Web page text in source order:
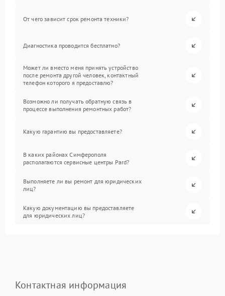
От чего зависит срок ремонта техники?
Диагностика проводится бесплатно?
Может ли вместо меня принять устройство
после ремонта другой человек, контактный
телефон которого я предоставлю?
Возможно ли получать обратную связь в
процессе выполнения ремонтных работ?
Какую гарантию вы предоставляете?
В каких районах Симферополя
располагаются сервисные центры Pard?
Выполняете ли вы ремонт для юридических
лиц?
Какую документацию вы предоставляете
для юридических лиц?
Контактная информация